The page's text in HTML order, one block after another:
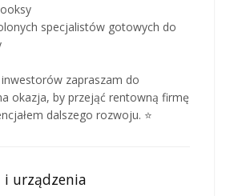
specjalistów gotowych do
zapraszam do
okazja, by przejąć rentowną firmę
dalszego rozwoju. ⭐
i urządzenia